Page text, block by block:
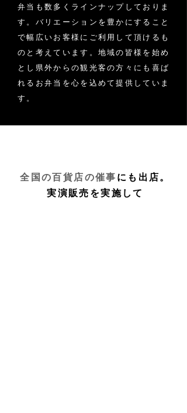
弁当も数多くラインナップしておりま
す。バリエーションを豊かにすること
で幅広いお客様にご利用して頂けるも
のと考えています。地域の皆様を始め
とし県外からの観光客の方々にも喜ば
れるお弁当を心を込めて提供していま
す。
全国の百貨店の催事 にも 出店。
実演販売を実施して